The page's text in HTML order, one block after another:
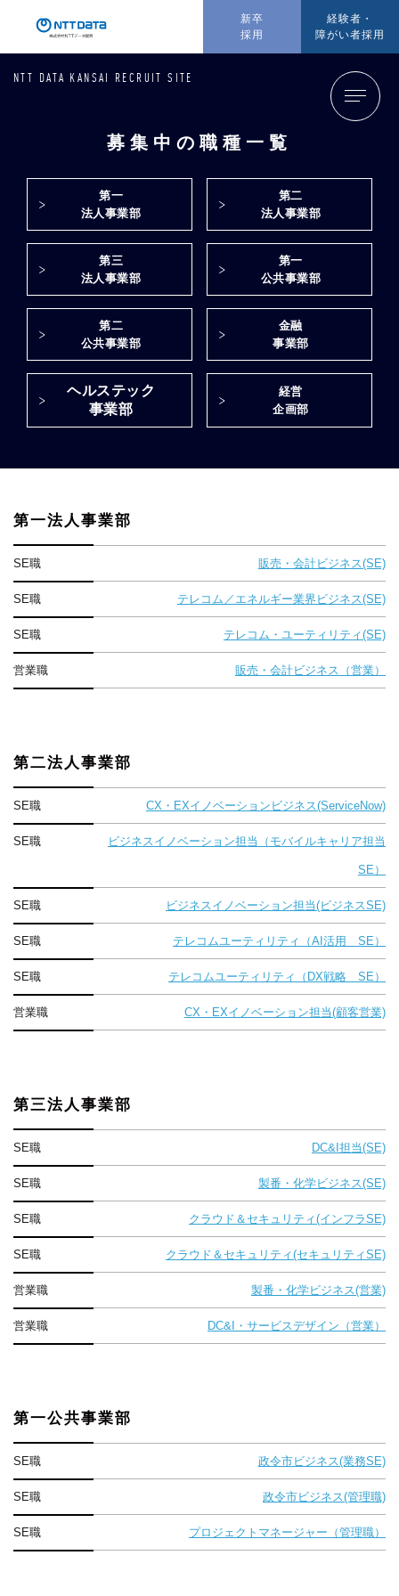
新卒
採用
経験者・
障がい者採用
NTT DATA KANSAI RECRUIT SITE
募集中の職種一覧
第一
法人事業部
第二
法人事業部
第三
法人事業部
第一
公共事業部
第二
公共事業部
金融
事業部
ヘルステック
事業部
経営
企画部
第一法人事業部
SE職 販売・会計ビジネス(SE)
SE職 テレコム／エネルギー業界ビジネス(SE)
SE職 テレコム・ユーティリティ(SE)
営業職 販売・会計ビジネス（営業）
第二法人事業部
SE職 CX・EXイノベーションビジネス(ServiceNow)
SE職 ビジネスイノベーション担当（モバイルキャリア担当
SE）
SE職 ビジネスイノベーション担当(ビジネスSE)
SE職 テレコムユーティリティ（AI活用 SE）
SE職 テレコムユーティリティ（DX戦略 SE）
営業職 CX・EXイノベーション担当(顧客営業)
第三法人事業部
SE職 DC&I担当(SE)
SE職 製番・化学ビジネス(SE)
SE職 クラウド＆セキュリティ(インフラSE)
SE職 クラウド＆セキュリティ(セキュリティSE)
営業職 製番・化学ビジネス(営業)
営業職 DC&I・サービスデザイン（営業）
第一公共事業部
SE職 政令市ビジネス(業務SE)
SE職 政令市ビジネス(管理職)
SE職 プロジェクトマネージャー（管理職）